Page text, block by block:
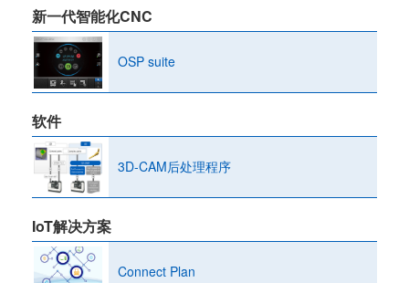
新一代智能化CNC
OSP suite
软件
3D-CAM后处理程序
IoT解决方案
Connect Plan